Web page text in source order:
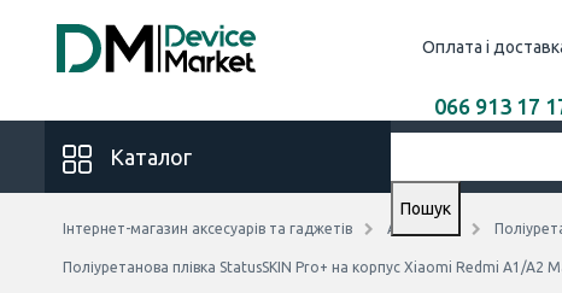
Оплата і
066 913 17
Каталог
Пошук
Інтернет-магазин аксесуарів та гаджетів Аксесуари
Поліуретанова плівка StatusSKIN Pro+ на корпус Xiaomi Redmi A1/A2